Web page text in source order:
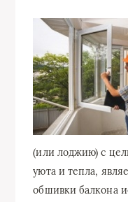
(или лоджию) с
уюта и тепла,
обшивки балкона